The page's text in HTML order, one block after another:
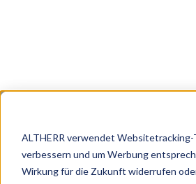
ALTHERR verwendet
verbessern und um Werbung
Wirkung für die Zukunft widerrufen